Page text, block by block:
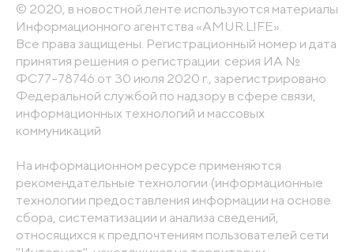
© 2020, в новостной ленте используются материалы
Информационного агентства «AMUR.LIFE».
Все права защищены. Регистрационный номер и дата
принятия решения о регистрации: серия ИА №
ФС77-78746 от 30 июля 2020 г., зарегистрировано
Федеральной службой по надзору в сфере связи,
информационных технологий и массовых
коммуникаций
На информационном ресурсе применяются
рекомендательные технологии (информационные
технологии предоставления информации на основе
сбора, систематизации и анализа сведений,
относящихся к предпочтениям пользователей сети